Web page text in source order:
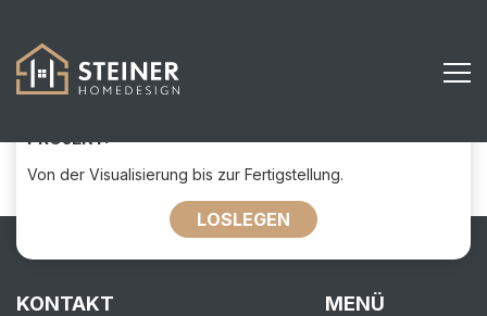
PROJEKT:
Von der Visualisierung bis zur Fertigstellung.
LOSLEGEN
KONTAKT MENÜ